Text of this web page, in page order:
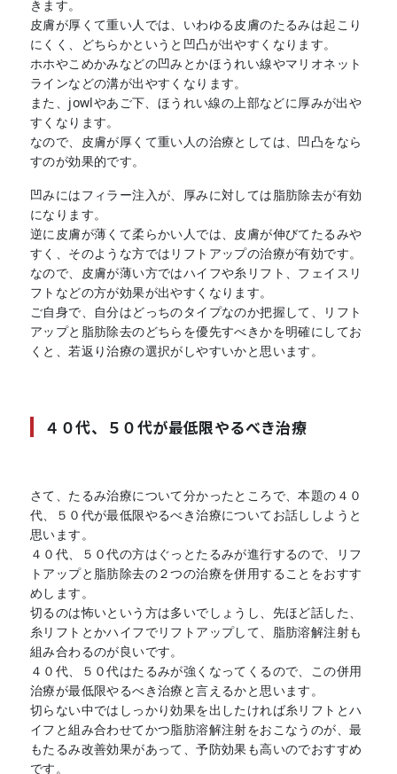
きます。
皮膚が厚くて重い人では、いわゆる皮膚のたるみは起こり
にくく、どちらかというと凹凸が出やすくなります。
ホホやこめかみなどの凹みとかほうれい線やマリオネット
ラインなどの溝が出やすくなります。
また、jowlやあご下、ほうれい線の上部などに厚みが出や
すくなります。
なので、皮膚が厚くて重い人の治療としては、凹凸をなら
すのが効果的です。
凹みにはフィラー注入が、厚みに対しては脂肪除去が有効
になります。
逆に皮膚が薄くて柔らかい人では、皮膚が伸びてたるみや
すく、そのような方ではリフトアップの治療が有効です。
なので、皮膚が薄い方ではハイフや糸リフト、フェイスリ
フトなどの方が効果が出やすくなります。
ご自身で、自分はどっちのタイプなのか把握して、リフト
アップと脂肪除去のどちらを優先すべきかを明確にしてお
くと、若返り治療の選択がしやすいかと思います。
４０代、５０代が最低限やるべき治療
さて、たるみ治療について分かったところで、本題の４０
代、５０代が最低限やるべき治療についてお話ししようと
思います。
４０代、５０代の方はぐっとたるみが進行するので、リフ
トアップと脂肪除去の２つの治療を併用することをおすす
めします。
切るのは怖いという方は多いでしょうし、先ほど話した、
糸リフトとかハイフでリフトアップして、脂肪溶解注射も
組み合わるのが良いです。
４０代、５０代はたるみが強くなってくるので、この併用
治療が最低限やるべき治療と言えるかと思います。
切らない中ではしっかり効果を出したければ糸リフトとハ
イフと組み合わせてかつ脂肪溶解注射をおこなうのが、最
もたるみ改善効果があって、予防効果も高いのでおすすめ
です。